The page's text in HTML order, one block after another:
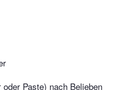
Paste) nach Belieben